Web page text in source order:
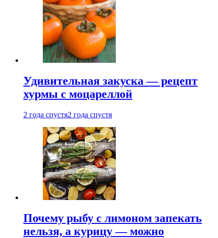
Удивительная закуска — рецепт
хурмы с моцареллой
2 года спустя2 года спустя
Почему рыбу с лимоном запекать
нельзя, а курицу — можно